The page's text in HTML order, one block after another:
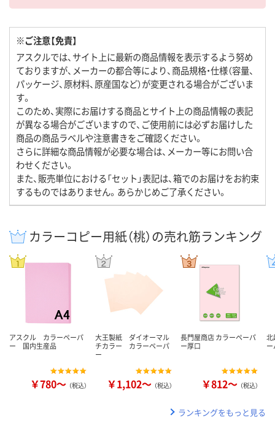
※ご注意【免責】
アスクルでは、サイト上に最新の商品情報を表示するよう努め
ておりますが、メーカーの都合等により、商品規格・仕様（容量、
パッケージ、原材料、原産国など）が変更される場合がございま
す。
このため、実際にお届けする商品とサイト上の商品情報の表記
が異なる場合がございますので、ご使用前には必ずお届けした
商品の商品ラベルや注意書きをご確認ください。
さらに詳細な商品情報が必要な場合は、メーカー等にお問い合
わせください。
また、販売単位における「セット」表記は、箱でのお届けをお約束
するものではありません。あらかじめご了承ください。
カラーコピー用紙（桃）の売れ筋ランキング
アスクル カラーペーパ
ー 国内生産品
￥780～ （税込）
大王製紙 ダイオーマル
チカラー カラーペーパ
ー
￥1,102～ （税込）
長門屋商店 カラーペーパ
ー厚口
￥812～ （税込）
ランキングをもっと見る